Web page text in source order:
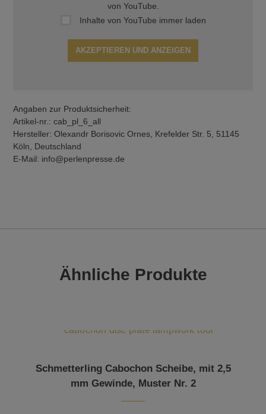
von YouTube.
Inhalte von YouTube immer laden
AKZEPTIEREN UND ANZEIGEN
Angaben zur Produktsicherheit:
Artikel-nr.: cab_pl_6_all
Hersteller: Olexandr Borisovic Ornes, Krefelder Str. 5, 51145
Köln, Deutschland
E-Mail: info@perlenpresse.de
Ähnliche Produkte
Schmetterling Cabochon Scheibe, mit 2,5
mm Gewinde, Muster Nr. 2